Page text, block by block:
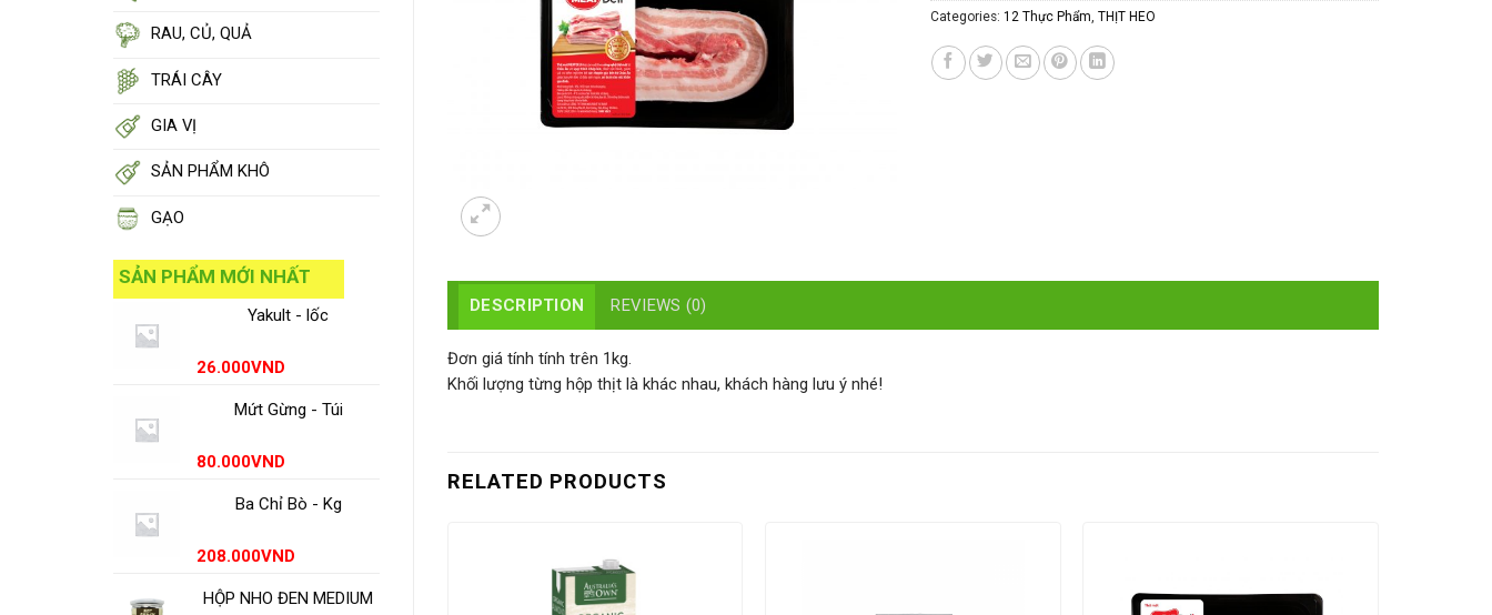
RAU, CỦ, QUẢ
TRÁI CÂY
GIA VỊ
SẢN PHẨM KHÔ
GẠO
SẢN PHẨM MỚI NHẤT
Yakult - lốc
26.000VND
Mứt Gừng - Túi
80.000VND
Ba Chỉ Bò - Kg
208.000VND
HỘP NHO ĐEN MEDIUM
Categories: 12 Thực Phẩm THỊT HEO
DESCRIPTION REVIEWS (0)
Đơn giá tính tính trên 1kg.
Khối lượng từng hộp thịt là khác nhau, khách hàng lưu ý nhé!
RELATED PRODUCTS